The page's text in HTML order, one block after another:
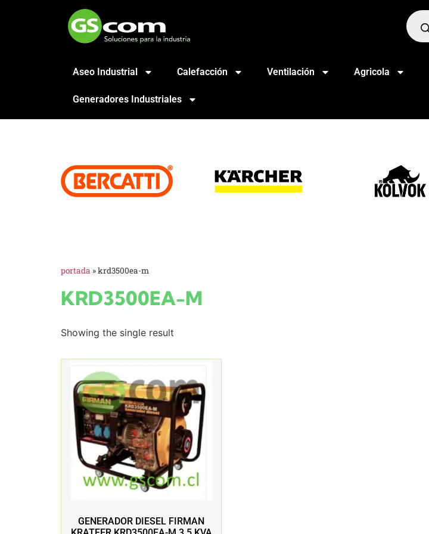
Aseo Industrial Calefacción Ventilación Agricola
Generadores Industriales
portada »krd3500ea-m
KRD3500EA-M
Showing the single result
GENERADOR DIESEL FIRMAN